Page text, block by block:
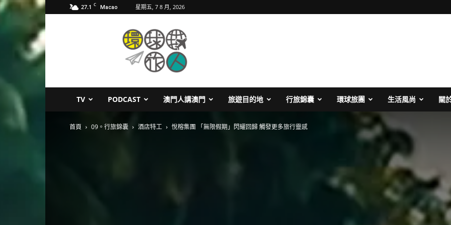
27.1 C Macao 星期五, 7 8 月, 2026
TV PODCAST 澳門人講澳門 旅遊目的地 行旅錦囊 環球旅團 生活風尚 關
首頁 09。行旅錦囊 酒店特工 悅榕集團 「無限假期」閃耀回歸 觸發更多旅行靈感